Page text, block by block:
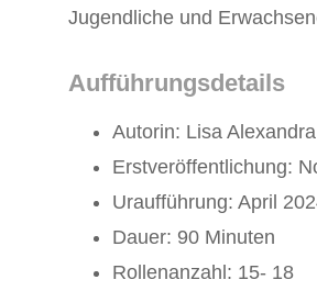
Jugendliche und
Aufführungsdetails
Autorin: Lisa
Erstveröffentlichung:
Uraufführung: April
Dauer: 90 Minuten
Rollenanzahl: 15- 18